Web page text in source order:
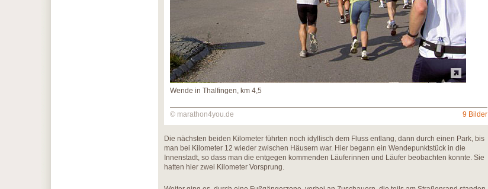
Wende in Thalfingen, km 4,5
© marathon4you.de 9 Bilder
Die nächsten beiden Kilometer führten noch idyllisch dem Fluss entlang, dann durch einen Park, bis
man bei Kilometer 12 wieder zwischen Häusern war. Hier begann ein Wendepunktstück in die
Innenstadt, so dass man die entgegen kommenden Läuferinnen und Läufer beobachten konnte. Sie
hatten hier zwei Kilometer Vorsprung.